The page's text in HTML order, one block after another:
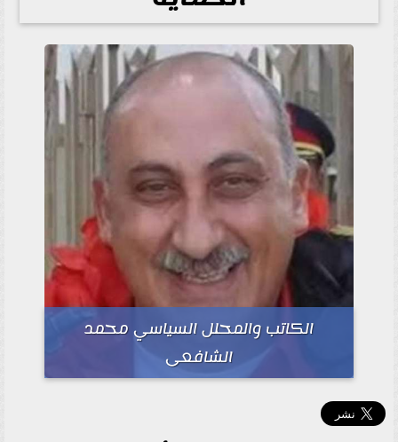
الكاتب والمحلل السياسي محمد
الشافعى